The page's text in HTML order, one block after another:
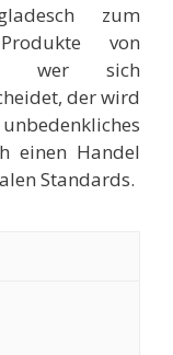
zum
von
wer sich
der wird
einen Handel
Standards.